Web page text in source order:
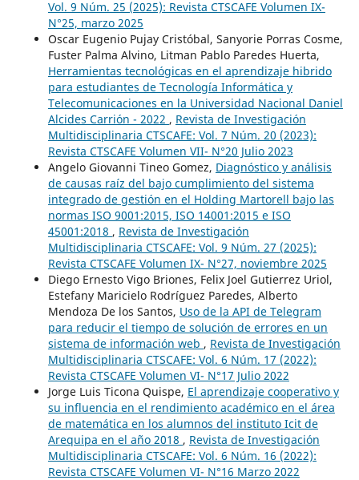
Vol. 9 Núm. 25 (2025): Revista CTSCAFE Volumen IX-
N°25, marzo 2025
Oscar Eugenio Pujay Cristóbal, Sanyorie Porras Cosme,
Fuster Palma Alvino, Litman Pablo Paredes Huerta,
Herramientas tecnológicas en el aprendizaje hibrido
para estudiantes de Tecnología Informática y
Telecomunicaciones en la Universidad Nacional Daniel
Alcides Carrión - 2022 , Revista de Investigación
Multidisciplinaria CTSCAFE: Vol. 7 Núm. 20 (2023):
Revista CTSCAFE Volumen VII- N°20 Julio 2023
Angelo Giovanni Tineo Gomez, Diagnóstico y análisis
de causas raíz del bajo cumplimiento del sistema
integrado de gestión en el Holding Martorell bajo las
normas ISO 9001:2015, ISO 14001:2015 e ISO
45001:2018 , Revista de Investigación
Multidisciplinaria CTSCAFE: Vol. 9 Núm. 27 (2025):
Revista CTSCAFE Volumen IX- N°27, noviembre 2025
Diego Ernesto Vigo Briones, Felix Joel Gutierrez Uriol,
Estefany Maricielo Rodríguez Paredes, Alberto
Mendoza De los Santos, Uso de la API de Telegram
para reducir el tiempo de solución de errores en un
sistema de información web , Revista de Investigación
Multidisciplinaria CTSCAFE: Vol. 6 Núm. 17 (2022):
Revista CTSCAFE Volumen VI- N°17 Julio 2022
Jorge Luis Ticona Quispe, El aprendizaje cooperativo y
su influencia en el rendimiento académico en el área
de matemática en los alumnos del instituto Icit de
Arequipa en el año 2018 , Revista de Investigación
Multidisciplinaria CTSCAFE: Vol. 6 Núm. 16 (2022):
Revista CTSCAFE Volumen VI- N°16 Marzo 2022